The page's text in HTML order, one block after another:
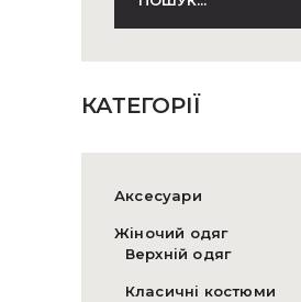
КАТЕГОРІЇ
Аксесуари
Жіночий одяг
Верхній одяг
Класичні костюми